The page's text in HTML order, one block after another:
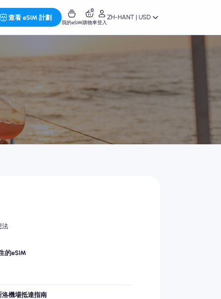
查看 eSIM 計劃
我的eSIM
0
購物車登入
ZH-HANT | USD
法
的eSIM
機場抵達指南